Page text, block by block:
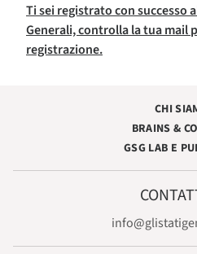
Ti sei registrato con successo
Generali, controlla la tua mail
registrazione.
CHI
BRAINS &
GSG LAB E